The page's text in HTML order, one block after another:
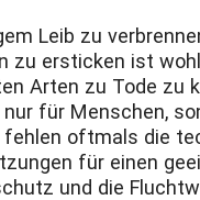
Leib zu
zu ersticken ist
Arten zu Tode zu
für Menschen,
fehlen oftmals die
für einen
und die